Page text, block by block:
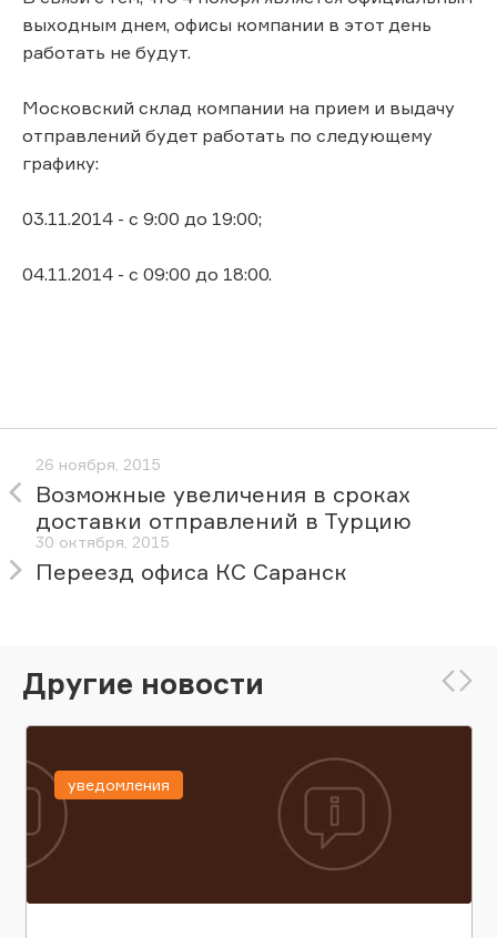
выходным днем, офисы компании в этот день
работать не будут.
Московский склад компании на прием и выдачу
отправлений будет работать по следующему
графику:
03.11.2014 - с 9:00 до 19:00;
04.11.2014 - с 09:00 до 18:00.
26 ноября, 2015
Возможные увеличения в сроках
доставки отправлений в Турцию
30 октября, 2015
Переезд офиса КС Саранск
Другие новости
уведомления